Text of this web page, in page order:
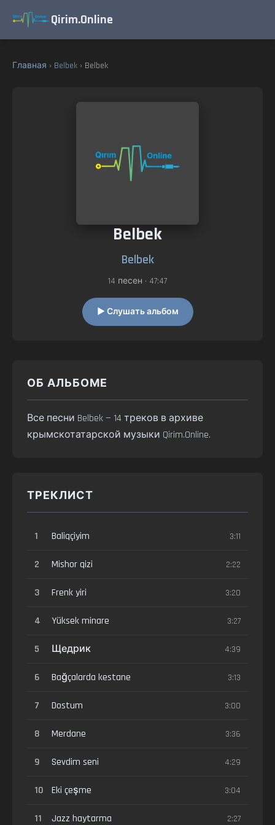
Qirim.Online
Главная › Belbek › Belbek
Belbek
Belbek
14 песен • 47:47
▶ Слушать альбом
ОБ АЛЬБОМЕ
Все песни Belbek — 14 треков в архиве
крымскотатарской музыки Qirim.Online.
ТРЕКЛИСТ
1 Baliqçiyim 3:11
2 Mishor qizi 2:22
3 Frenk yiri 3:20
4 Yüksek minare 3:27
5 Щедрик 4:39
6 Bağçalarda kestane 3:13
7 Dostum 3:00
8 Merdane 3:36
9 Sevdim seni 4:29
10 Eki çeşme 3:04
11 Jazz haytarma 2:27